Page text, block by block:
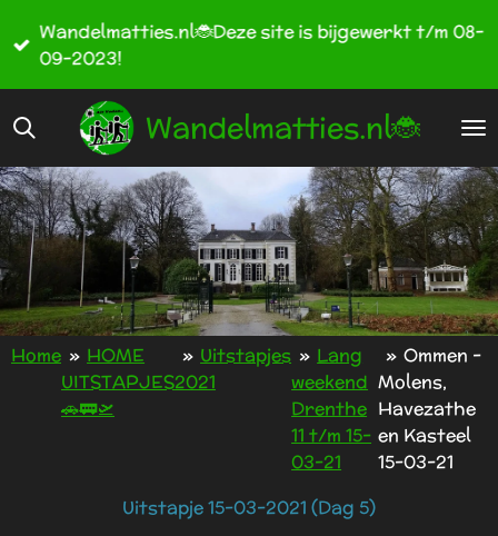
direct
hoofdinhoud
Wandelmatties.nl🐞
Wandelmatties.nl🐞Deze site is bijgewerkt t/m 08-
09-2023!
Home » HOME
UITSTAPJES
🚗🚃🛫
» Uitstapjes
2021
» Lang
weekend
Drenthe
11 t/m 15-
03-21
» Ommen -
Molens,
Havezathe
en Kasteel
15-03-21
Uitstapje 15-03-2021 (Dag 5)